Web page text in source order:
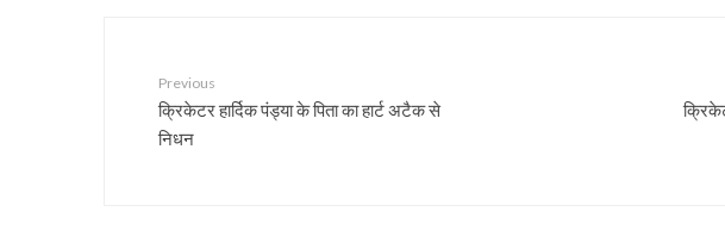
Previous
क्रिकेटर हार्दिक पंड्या के पिता का हार्ट अटैक से
निधन